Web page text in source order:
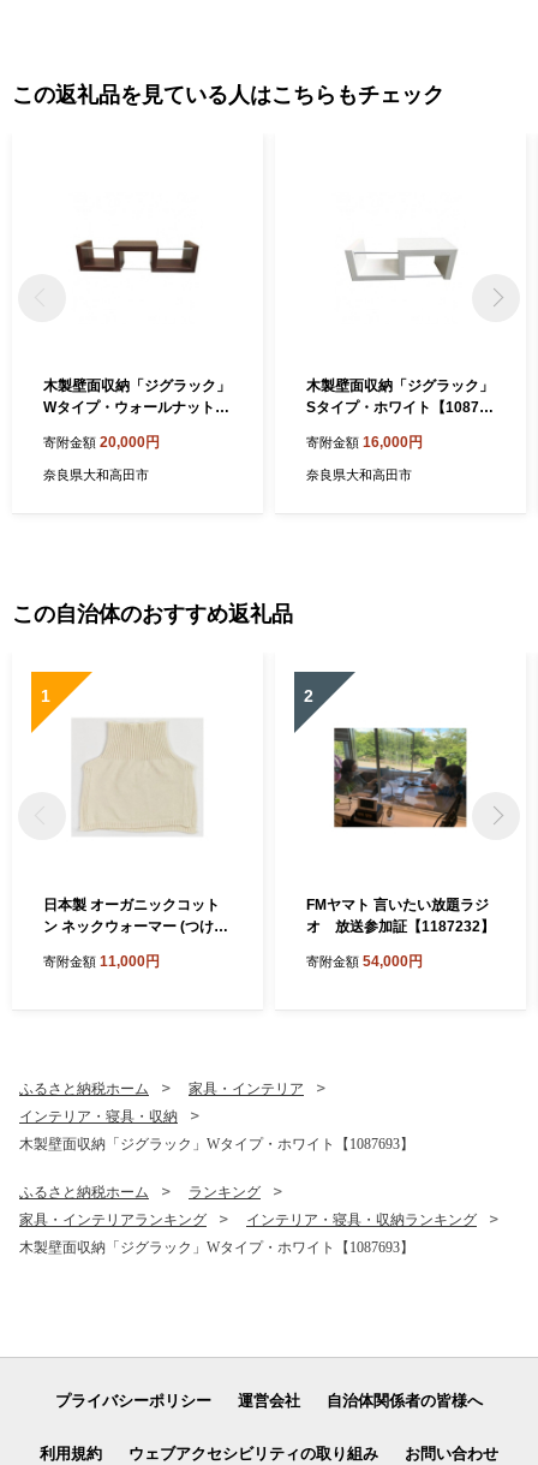
この返礼品を見ている人はこちらもチェック
木製壁面収納「ジグラック」
Wタイプ・ウォールナット
寄附金額 20,000円
奈良県大和高田市
木製壁面収納「ジグラック」
Sタイプ・ホワイト【10876
寄附金額 16,000円
奈良県大和高田市
この自治体のおすすめ返礼品
1
日本製 オーガニックコット
ン ネックウォーマー (つけ
065】
寄附金額 11,000円
2
FMヤマト 言いたい放題ラジ
オ 放送参加証【1187232】
寄附金額 54,000円
ふるさと納税ホーム
家具・インテリア
インテリア・寝具・収納
木製壁面収納「ジグラック」Wタイプ・ホワイト【1087693】
ふるさと納税ホーム
ランキング
家具・インテリアランキング
インテリア・寝具・収納ランキング
木製壁面収納「ジグラック」Wタイプ・ホワイト【1087693】
プライバシーポリシー 運営会社 自治体関係者の皆様へ
利用規約 ウェブアクセシビリティの取り組み お問い合わせ